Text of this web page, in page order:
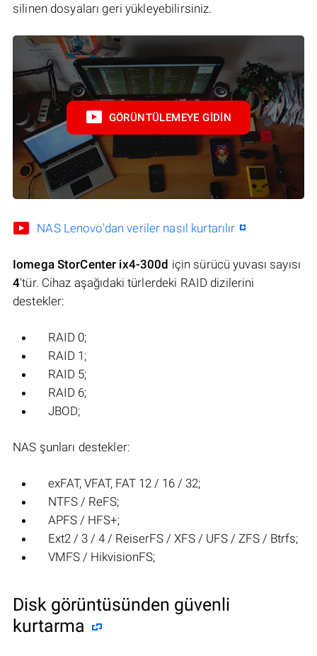
silinen dosyaları geri yükleyebilirsiniz.
GÖRÜNTÜLEMEYE GIDIN
NAS Lenovo'dan veriler nasıl kurtarılır
Iomega StorCenter ix4-300d için sürücü yuvası sayısı
4'tür. Cihaz aşağıdaki türlerdeki RAID dizilerini
destekler:
RAID 0;
RAID 1;
RAID 5;
RAID 6;
JBOD;
NAS şunları destekler:
exFAT, VFAT, FAT 12 / 16 / 32;
NTFS / ReFS;
APFS / HFS+;
Ext2 / 3 / 4 / ReiserFS / XFS / UFS / ZFS / Btrfs;
VMFS / HikvisionFS;
Disk görüntüsünden güvenli
kurtarma